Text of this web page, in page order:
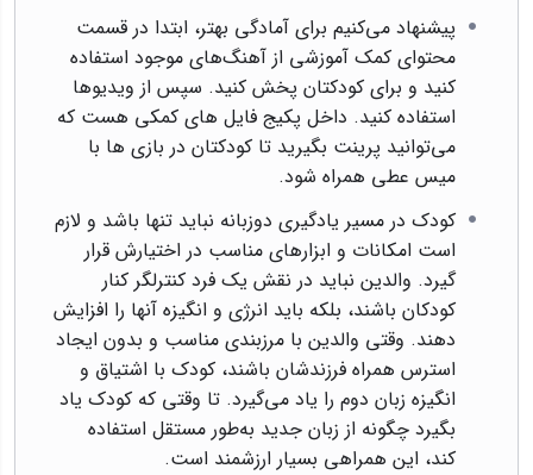
پیشنهاد می‌کنیم برای آمادگی بهتر، ابتدا در قسمت
محتوای کمک آموزشی از آهنگ‌های موجود استفاده
کنید و برای کودکتان پخش کنید. سپس از ویدیوها
استفاده کنید. داخل پکیج فایل های کمکی هست که
می‌توانید پرینت بگیرید تا کودکتان در بازی ها با
میس عطی همراه شود.
کودک در مسیر یادگیری دوزبانه نباید تنها باشد و لازم
است امکانات و ابزارهای مناسب در اختیارش قرار
گیرد. والدین نباید در نقش یک فرد کنترلگر کنار
کودکان باشند، بلکه باید انرژی و انگیزه آنها را افزایش
دهند. وقتی والدین با مرزبندی مناسب و بدون ایجاد
استرس همراه فرزندشان باشند، کودک با اشتیاق و
انگیزه زبان دوم را یاد می‌گیرد. تا وقتی که کودک یاد
بگیرد چگونه از زبان جدید به‌طور مستقل استفاده
کند، این همراهی بسیار ارزشمند است.